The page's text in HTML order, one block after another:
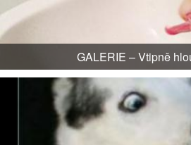
GALERIE – Vtipně